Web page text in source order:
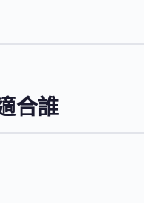
合誰